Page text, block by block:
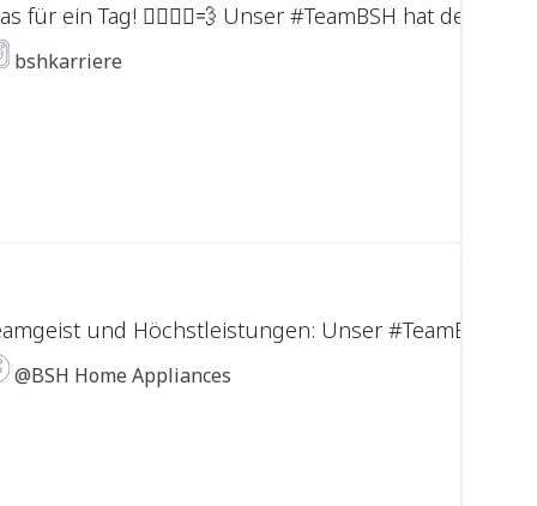
für ein Tag! 🏃‍♀️🏃‍♂️💨 Unser #TeamBSH hat den
bshkarriere
und Höchstleistungen: Unser #TeamBSH
@BSH Home Appliances